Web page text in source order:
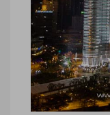
Malaisie,
Lumpur
Malaisie,
©Marie-